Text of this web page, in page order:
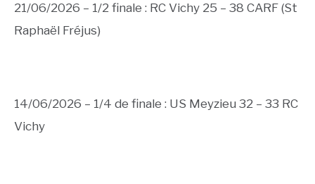
21/06/2026 – 1/2 finale : RC Vichy 25 – 38 CARF (St
Raphaël Fréjus)
14/06/2026 – 1/4 de finale : US Meyzieu 32 – 33 RC
Vichy